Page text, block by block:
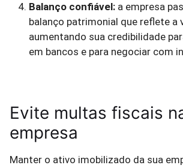
Balanço confiável: a empresa
balanço patrimonial que reflete a
aumentando sua credibilidade
em bancos e para negociar com
Evite multas fiscais
empresa
Manter o ativo imobilizado da sua